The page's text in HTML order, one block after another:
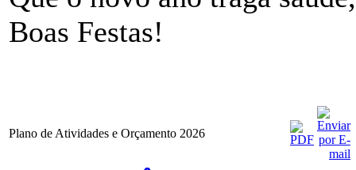
Boas Festas!
Plano de Atividades e Orçamento 2026